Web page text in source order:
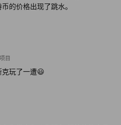
的价格出现了跳水。
目
克玩了一遭😃